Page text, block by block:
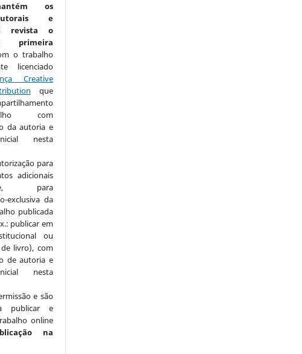
os
e
revista o
primeira
o trabalho
licenciado
Creative
que
com
da autoria e
nesta
para
adicionais
para
exclusiva da
publicada
publicar em
ou
livro), com
de autoria e
nesta
e são
publicar e
online
na